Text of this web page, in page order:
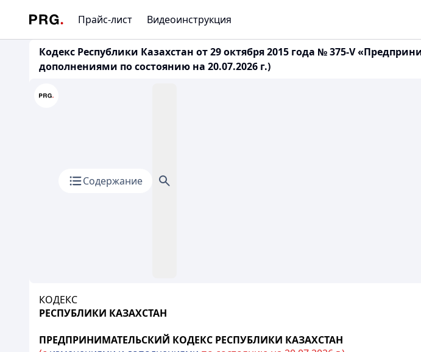
Прайс-лист Видеоинструкция
Кодекс Республики Казахстан от 29 октября 2015 года № 375-V
дополнениями по состоянию на 20.07.2026 г.)
Содержание
КОДЕКС
РЕСПУБЛИКИ КАЗАХСТАН
ПРЕДПРИНИМАТЕЛЬСКИЙ КОДЕКС РЕСПУБЛИКИ КАЗАХСТАН